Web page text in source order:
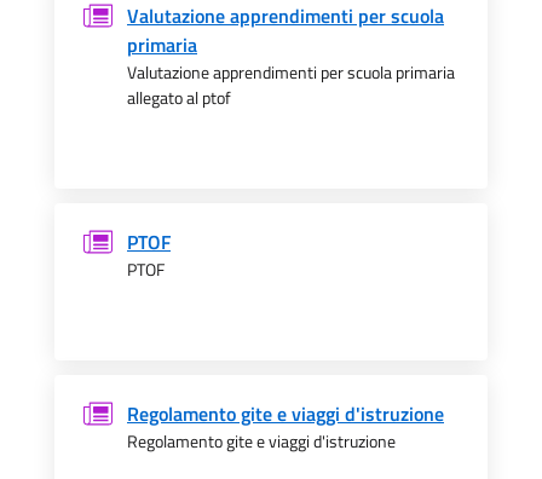
Valutazione apprendimenti per scuola
primaria
Valutazione apprendimenti per scuola primaria
allegato al ptof
PTOF
PTOF
Regolamento gite e viaggi d'istruzione
Regolamento gite e viaggi d'istruzione